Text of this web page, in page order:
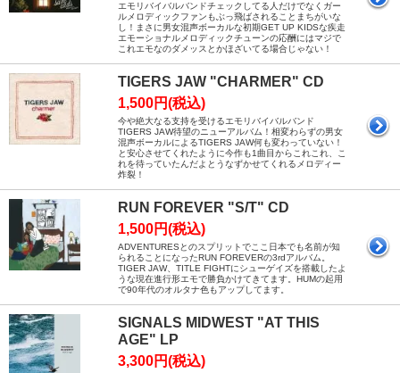
エモリバイバルバンドチェックしてる人だけでなくガー
ルメロディックファンもぶっ飛ばされることまちがいな
し！まさに男女混声ボーカルな初期GET UP KIDSな疾走
エモーショナルメロディックチューンの応酬にはマジで
これエモなのダメッスとかほざいてる場合じゃない！
TIGERS JAW "CHARMER" CD
1,500円(税込)
今や絶大なる支持を受けるエモリバイバルバンド
TIGERS JAW待望のニューアルバム！相変わらずの男女
混声ボーカルによるTIGERS JAW何も変わっていない！
と安心させてくれたように今作も1曲目からこれこれ、こ
れを待っていたんだよとうなずかせてくれるメロディー
炸裂！
RUN FOREVER "S/T" CD
1,500円(税込)
ADVENTURESとのスプリットでここ日本でも名前が知
られることになったRUN FOREVERの3rdアルバム。
TIGER JAW、TITLE FIGHTにシューゲイズを搭載したよ
うな現在進行形エモで勝負かけてきてます。HUMの起用
で90年代のオルタナ色もアップしてます。
SIGNALS MIDWEST "AT THIS
AGE" LP
3,300円(税込)